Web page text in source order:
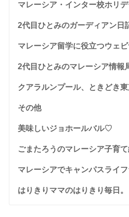
マレーシア・インター校ホリ
2代目ひとみのガーディアン日
マレーシア留学に役立つウェ
2代目ひとみのマレーシア情報
クアラルンプール、ときどき東
その他
美味しいジョホールバル♡
ごまたろうのマレーシア子育
マレーシアでキャンパスライ
はりきりママのはりきり毎日。